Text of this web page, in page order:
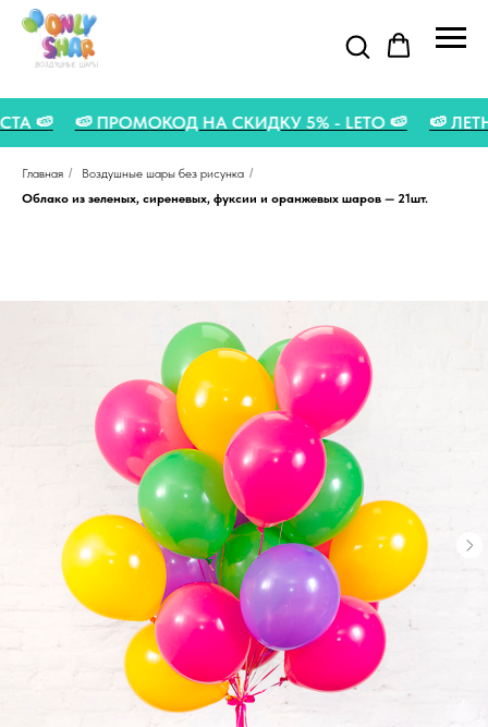
🍉 🍉 ПРОМОКОД НА СКИДКУ 5% - LETO 🍉 🍉
Главная / Воздушные шары без рисунка /
Облако из зеленых, сиреневых, фуксии и оранжевых шаров — 21шт.